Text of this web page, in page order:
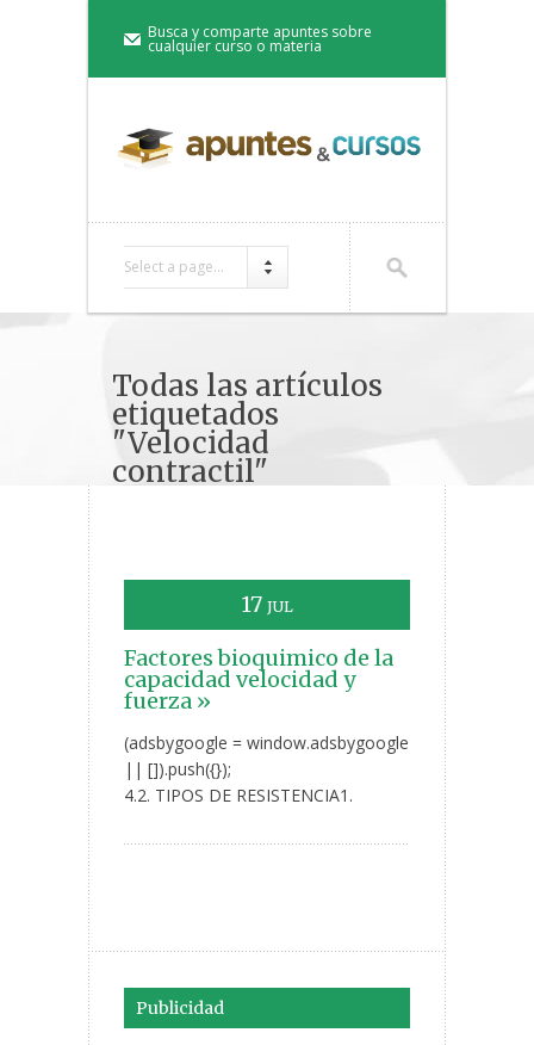
Busca y comparte apuntes sobre
cualquier curso o materia
Select a page...
Todas las artículos
etiquetados
"Velocidad
contractil"
17 JUL
Factores bioquimico de la
capacidad velocidad y
fuerza »
(adsbygoogle = window.adsbygoogle
|| []).push({});
4.2. TIPOS DE RESISTENCIA1.
Publicidad